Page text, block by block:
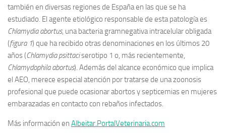
también en diversas regiones de España en las que se ha
estudiado. El agente etiológico responsable de esta patología es
Chlamydia abortus, una bacteria gramnegativa intracelular obligada
(figura 1) que ha recibido otras denominaciones en los últimos 20
años (Chlamydia psittaciserotipo 1 o, más recientemente,
Chlamydophila abortus). Además del alcance económico que implica
el AEO, merece especial atención por tratarse de una zoonosis
profesional que puede ocasionar abortos y septicemias en mujeres
embarazadas en contacto con rebaños infectados.
Más información en Albeitar.PortalVeterinaria.com